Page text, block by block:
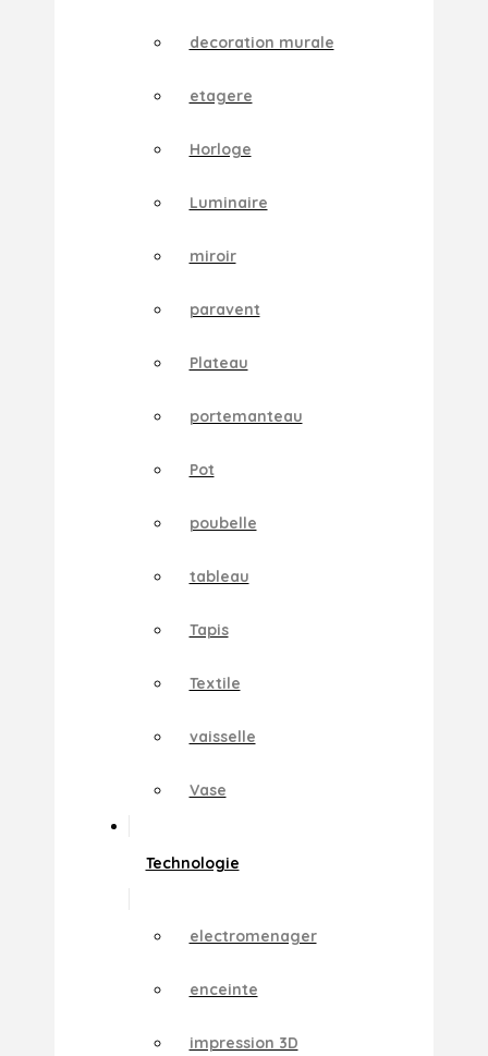
decoration murale
etagere
Horloge
Luminaire
miroir
paravent
Plateau
portemanteau
Pot
poubelle
tableau
Tapis
Textile
vaisselle
Vase
Technologie
electromenager
enceinte
impression 3D